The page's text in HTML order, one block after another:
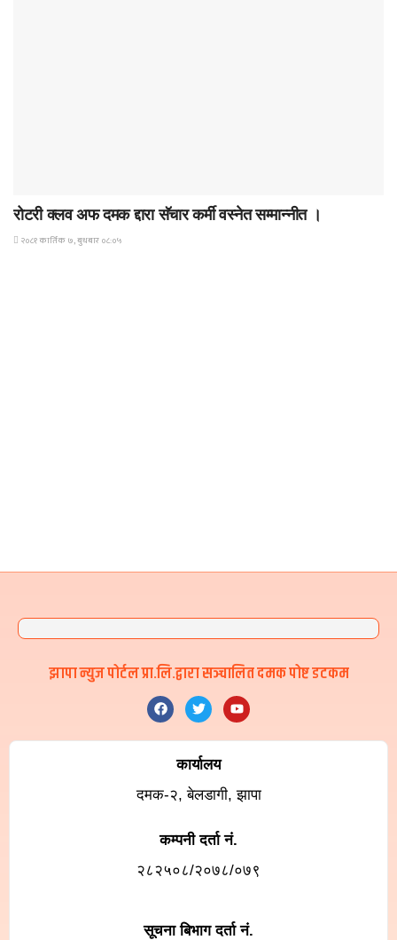
रोटरी क्लव अफ दमक द्दारा सॅचार कर्मी वस्नेत सम्मान्नीत ।
२०८१ कार्तिक ७, बुधबार ०८:०५
झापा न्युज पोर्टल प्रा.लि.द्वारा सञ्चालित दमक पोष्ट डटकम
कार्यालय
दमक-२, बेलडागी, झापा
कम्पनी दर्ता नं.
२८२५०८/२०७८/०७९
सूचना बिभाग दर्ता नं.